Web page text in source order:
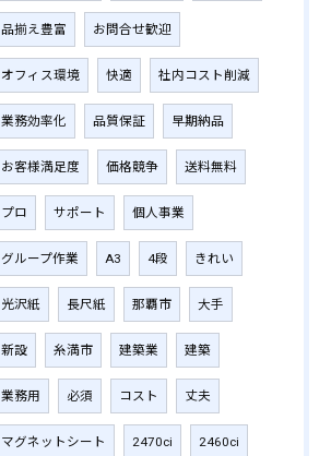
品揃え豊富 お問合せ歓迎
オフィス環境 快適 社内コスト削減
業務効率化 品質保証 早期納品
お客様満足度 価格競争 送料無料
プロ サポート 個人事業
グループ作業 A3 4段 きれい
光沢紙 長尺紙 那覇市 大手
新設 糸満市 建築業 建築
業務用 必須 コスト 丈夫
マグネットシート 2470ci 2460ci